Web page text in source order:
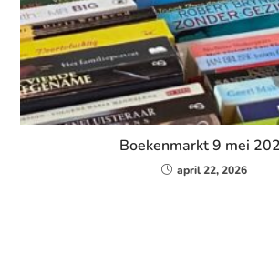
Boekenmarkt 9 mei
april 22, 2026